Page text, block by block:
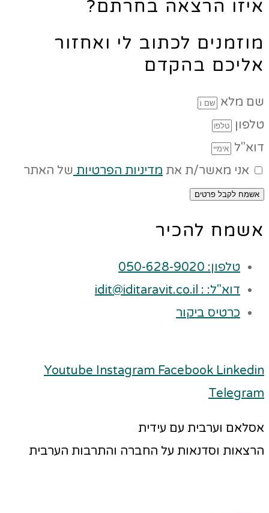
איזו הרצאה בחרתם?
מוזמנים לכתוב לי ואחזור
אליכם בהקדם
שם מלא
טלפון
דוא"ל
אני מאשר/ת את מדיניות הפרטיות של האתר
אשמח לקבל פרטים
אשמח להכיר
טלפון: 050-628-9020
דוא"ל: : idit@iditaravit.co.il
כרטיס ביקור
Youtube Instagram Facebook Linkedin
Telegram
אסלאם וערבית עם עידית
הרצאות וסדנאות על החברה והתרבות הערבית